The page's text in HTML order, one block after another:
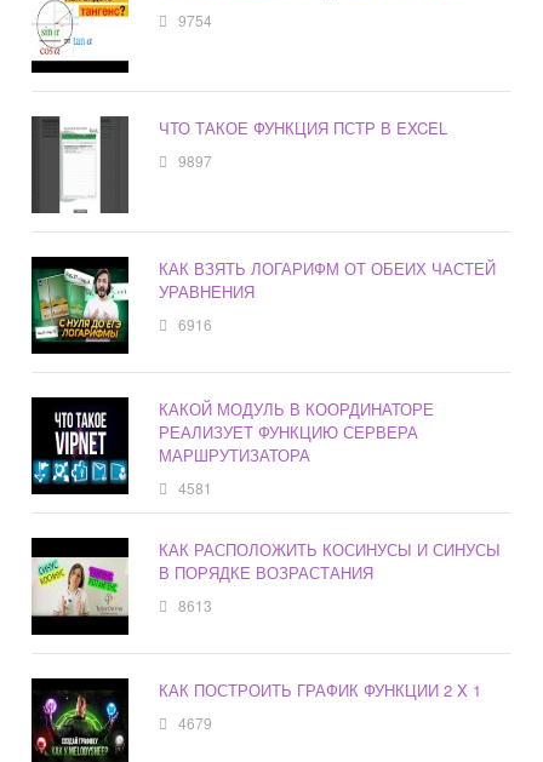
9754
ЧТО ТАКОЕ ФУНКЦИЯ ПСТР В EXCEL
9897
КАК ВЗЯТЬ ЛОГАРИФМ ОТ ОБЕИХ ЧАСТЕЙ
УРАВНЕНИЯ
6916
КАКОЙ МОДУЛЬ В КООРДИНАТОРЕ
РЕАЛИЗУЕТ ФУНКЦИЮ СЕРВЕРА
МАРШРУТИЗАТОРА
4581
КАК РАСПОЛОЖИТЬ КОСИНУСЫ И СИНУСЫ
В ПОРЯДКЕ ВОЗРАСТАНИЯ
8613
КАК ПОСТРОИТЬ ГРАФИК ФУНКЦИИ 2 X 1
4679